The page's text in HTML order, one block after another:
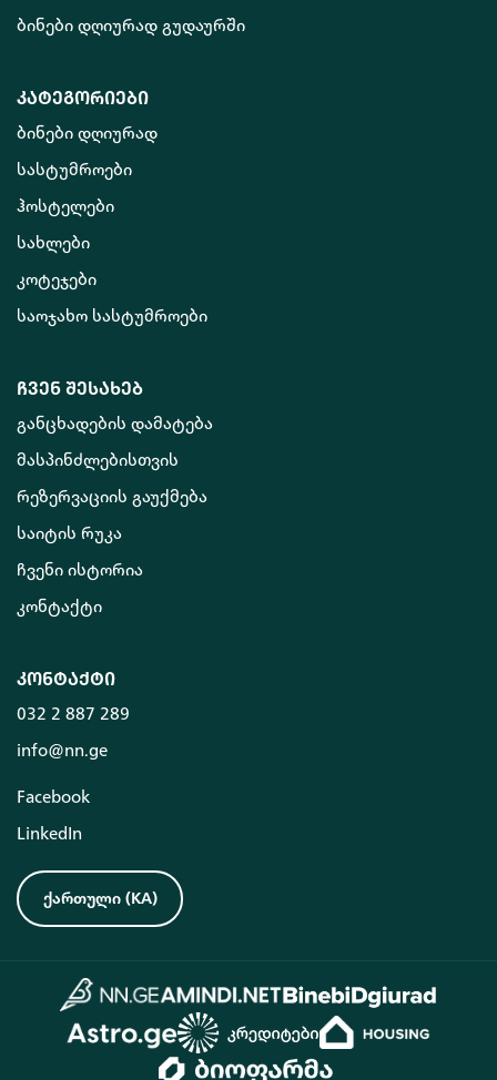
ბინები დღიურად გუდაურში
კატეგორიები
ბინები დღიურად
სასტუმროები
ჰოსტელები
სახლები
კოტეჯები
საოჯახო სასტუმროები
ჩვენ შესახებ
განცხადების დამატება
მასპინძლებისთვის
რეზერვაციის გაუქმება
საიტის რუკა
ჩვენი ისტორია
კონტაქტი
კონტაქტი
032 2 887 289
info@nn.ge
Facebook
LinkedIn
ქართული (KA)